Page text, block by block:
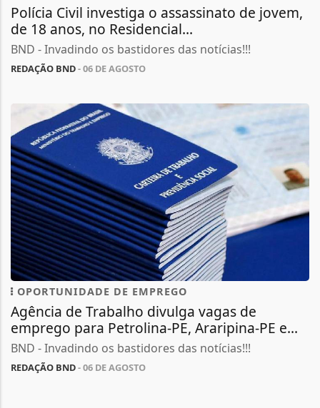
Polícia Civil investiga o assassinato de jovem,
de 18 anos, no Residencial...
BND - Invadindo os bastidores das notícias!!!
REDAÇÃO BND- 06 DE AGOSTO
OPORTUNIDADE DE EMPREGO
Agência de Trabalho divulga vagas de
emprego para Petrolina-PE, Araripina-PE e...
BND - Invadindo os bastidores das notícias!!!
REDAÇÃO BND- 06 DE AGOSTO